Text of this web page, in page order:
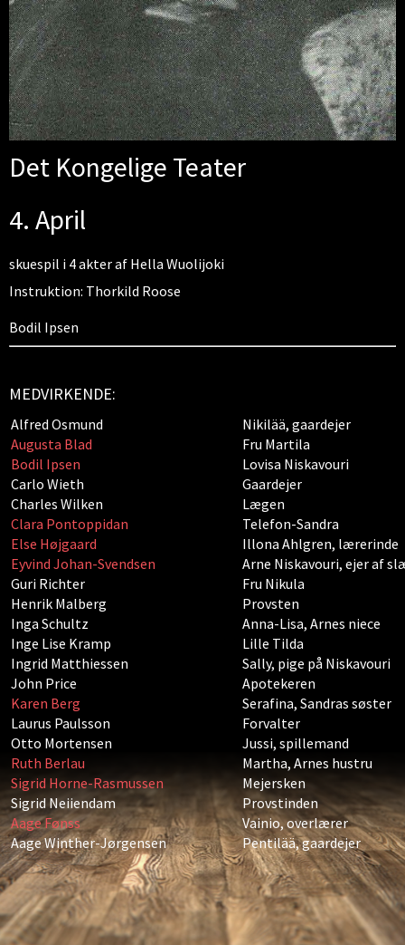
Det Kongelige Teater
4. April
skuespil i 4 akter af Hella Wuolijoki
Instruktion: Thorkild Roose
Bodil Ipsen
MEDVIRKENDE:
Alfred Osmund
Nikilää, gaardejer
Augusta Blad
Fru Martila
Bodil Ipsen
Lovisa Niskavouri
Carlo Wieth
Gaardejer
Charles Wilken
Lægen
Clara Pontoppidan
Telefon-Sandra
Else Højgaard
Illona Ahlgren, lærerinde
Eyvind Johan-Svendsen
Arne Niskavouri, ejer af
Guri Richter
Fru Nikula
Henrik Malberg
Provsten
Inga Schultz
Anna-Lisa, Arnes niece
Inge Lise Kramp
Lille Tilda
Ingrid Matthiessen
Sally, pige på Niskavouri
John Price
Apotekeren
Karen Berg
Serafina, Sandras søster
Laurus Paulsson
Forvalter
Otto Mortensen
Jussi, spillemand
Ruth Berlau
Martha, Arnes hustru
Sigrid Horne-Rasmussen
Mejersken
Sigrid Neiiendam
Provstinden
Aage Fønss
Vainio, overlærer
Aage Winther-Jørgensen
Pentilää, gaardejer